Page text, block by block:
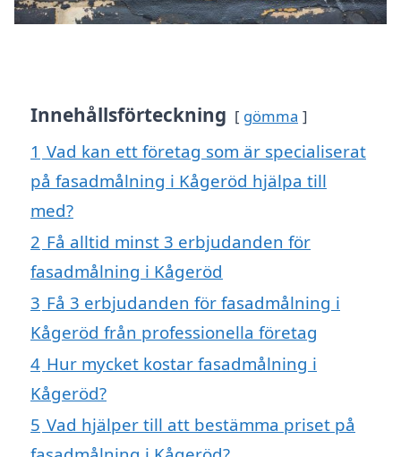
Innehållsförteckning gömma
1 Vad kan ett företag som är specialiserat
på fasadmålning i Kågeröd hjälpa till
med?
2 Få alltid minst 3 erbjudanden för
fasadmålning i Kågeröd
3 Få 3 erbjudanden för fasadmålning i
Kågeröd från professionella företag
4 Hur mycket kostar fasadmålning i
Kågeröd?
5 Vad hjälper till att bestämma priset på